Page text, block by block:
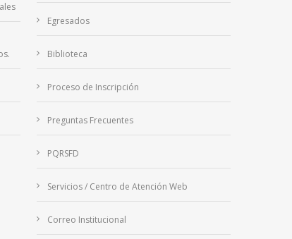
Egresados
Biblioteca
Proceso de Inscripción
Preguntas Frecuentes
PQRSFD
Servicios / Centro de Atención Web
Correo Institucional